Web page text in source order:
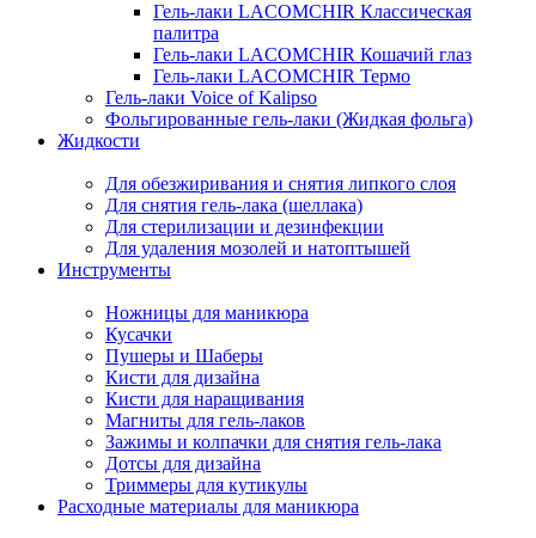
Гель-лаки LACOMCHIR Классическая
палитра
Гель-лаки LACOMCHIR Кошачий глаз
Гель-лаки LACOMCHIR Термо
Гель-лаки Voice of Kalipso
Фольгированные гель-лаки (Жидкая фольга)
Жидкости
Для обезжиривания и снятия липкого слоя
Для снятия гель-лака (шеллака)
Для стерилизации и дезинфекции
Для удаления мозолей и натоптышей
Инструменты
Ножницы для маникюра
Кусачки
Пушеры и Шаберы
Кисти для дизайна
Кисти для наращивания
Магниты для гель-лаков
Зажимы и колпачки для снятия гель-лака
Дотсы для дизайна
Триммеры для кутикулы
Расходные материалы для маникюра